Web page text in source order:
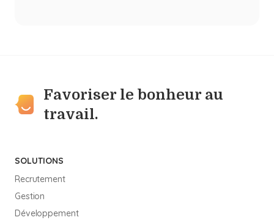
Favoriser le bonheur au
travail.
SOLUTIONS
Recrutement
Gestion
Développement